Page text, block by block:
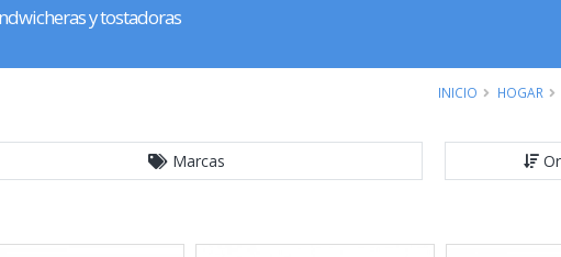
y tostadoras
INICIO HOGAR
Marcas